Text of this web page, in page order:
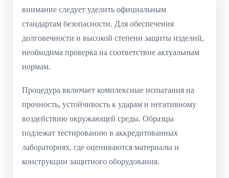
внимание следует уделить официальным
стандартам безопасности. Для обеспечения
долговечности и высокой степени защиты изделий,
необходима проверка на соответствие актуальным
нормам.
Процедура включает комплексные испытания на
прочность, устойчивость к ударам и негативному
воздействию окружающей среды. Образцы
подлежат тестированию в аккредитованных
лабораториях, где оцениваются материалы и
конструкции защитного оборудования.